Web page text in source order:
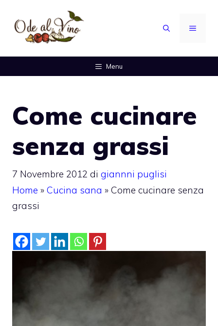
contenuto
MENU
Menu
Come cucinare
senza grassi
7 Novembre 2012 di giannni puglisi
Home » Cucina sana » Come cucinare senza
grassi